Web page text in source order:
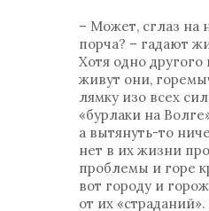
– Может, сглаз на
порча? – гадают
Хотя одно
живут они,
лямку изо всех
«бурлаки на
а вытянуть-то
нет в их жизни
проблемы и горе
вот городу и
от их